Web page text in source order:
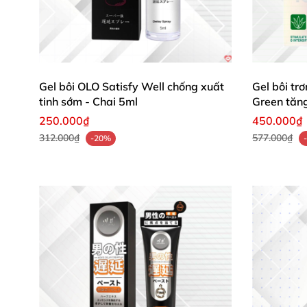
– Vị mặn mà, thơm ngọt cho cặp đôi kích
– Hương caramel quyến rũ giúp xóa tan khi
– Độ nhờn cao, tạo cảm giác trơn mượt khi
– Dung tích lớn được khakhá chi
– Biến việc quan hệ miệng trở nên thú vị hơn
– Không gây cảm giác rít người khó chịu.
– An toàntuyệt đối cho sức khỏe.
Gel bôi trơn Caramel Salted vị mặn nếm
Gel bôi OLO Satisfy Well chống xuất
tinh sớm - Chai 5ml
250.000₫
312.000₫ -20%
Gel bôi
Green
450.000₫
577.000₫